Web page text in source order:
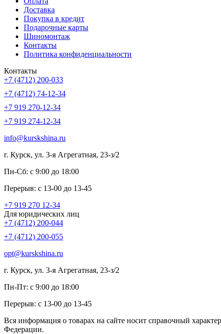
Доставка
Покупка в кредит
Подарочные карты
Шиномонтаж
Контакты
Политика конфиденциальности
Контакты
+7 (4712) 200-033
+7 (4712) 74-12-34
+7 919 270-12-34
+7 919 274-12-34
info@kurskshina.ru
г. Курск, ул. 3-я Агрегатная, 23-з/2
Пн-Сб: с 9:00 до 18:00
Перерыв: с 13-00 до 13-45
+7 919 270 12-34
Для юридических лиц
+7 (4712) 200-044
+7 (4712) 200-055
opt@kurskshina.ru
г. Курск, ул. 3-я Агрегатная, 23-з/2
Пн-Пт: с 9:00 до 18:00
Перерыв: с 13-00 до 13-45
Вся информация о товарах на сайте носит справочный
Федерации.